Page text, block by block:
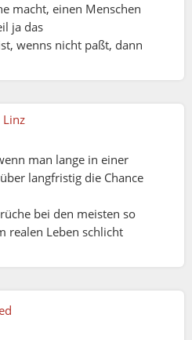
macht, einen Menschen
ja das
wenns nicht paßt, dann
man lange in einer
langfristig die Chance
bei den meisten so
realen Leben schlicht